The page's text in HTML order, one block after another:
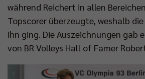
während Reichert in allen
Topscorer überzeugte, weshalb
ihn ging. Die Auszeichnungen gab
von BR Volleys Hall of Famer